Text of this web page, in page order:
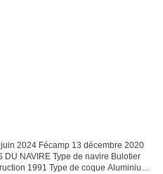
2024 Fécamp 13 décembre 2020
DU NAVIRE Type de navire Bulotier
1991 Type de coque Aluminium